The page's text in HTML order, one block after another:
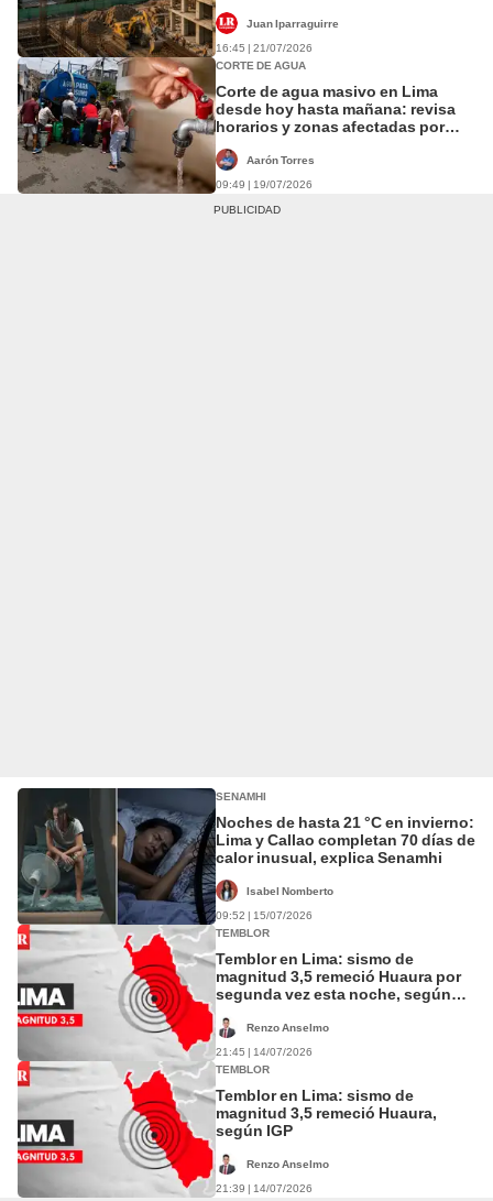
Juan Iparraguirre
16:45 | 21/07/2026
CORTE DE AGUA
Corte de agua masivo en Lima
desde hoy hasta mañana: revisa
horarios y zonas afectadas por
Aarón Torres
09:49 | 19/07/2026
SENAMHI
Noches de hasta 21 °C en invierno:
Lima y Callao completan 70 días de
calor inusual, explica Senamhi
Isabel Nomberto
09:52 | 15/07/2026
TEMBLOR
Temblor en Lima: sismo de
magnitud 3,5 remeció Huaura por
segunda vez esta noche, según
Renzo Anselmo
21:45 | 14/07/2026
TEMBLOR
Temblor en Lima: sismo de
magnitud 3,5 remeció Huaura,
según IGP
Renzo Anselmo
21:39 | 14/07/2026